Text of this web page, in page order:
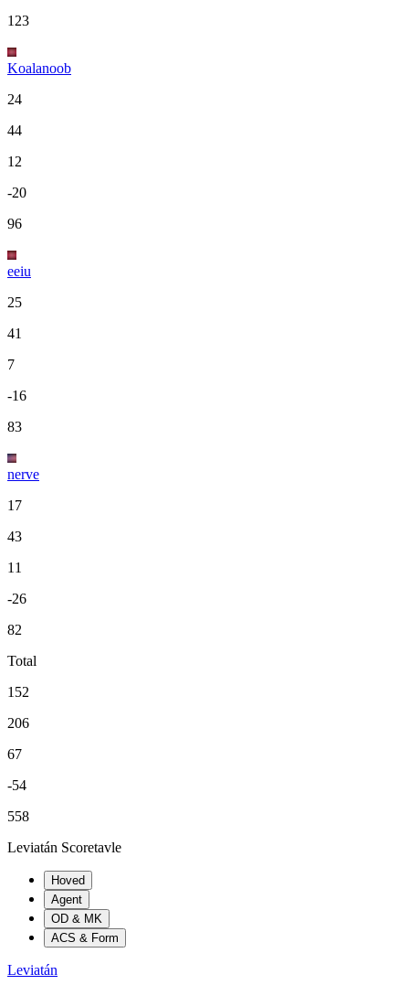
123
Koalanoob
24
44
12
-20
96
eeiu
25
41
7
-16
83
nerve
17
43
11
-26
82
Total
152
206
67
-54
558
Leviatán Scoretavle
Hoved
Agent
OD & MK
ACS & Form
Leviatán